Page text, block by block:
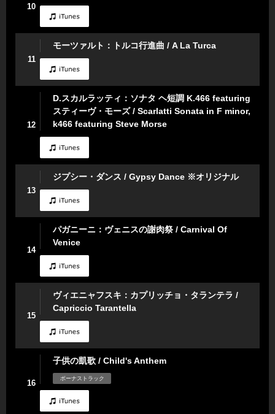
10
11
モーツァルト：トルコ行進曲 / A La Turca
12
D.スカルラッティ：ソナタ ヘ短調 K.466 featuring
スティーヴ・モーズ / Scarlatti Sonata in F minor,
k466 featuring Steve Morse
13
ジプシー・ダンス / Gypsy Dance ※オリジナル
14
パガニーニ：ヴェニスの謝肉祭 / Carnival Of
Venice
15
ヴィエニャフスキ：カプリッチョ・タランテラ /
Capriccio Tarantella
16
子供の凱歌 / Child's Anthem
ボーナストラック